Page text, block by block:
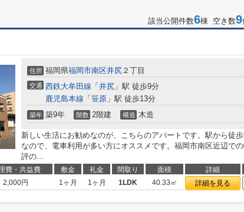
該当公開件数6棟 空き数9
住所 福岡県福岡市南区井尻 ２丁目
交通 西鉄大牟田線 「 井尻 」駅 徒歩9分
鹿児島本線 「 笹原 」駅 徒歩13分
築年 築9年 階数 2階建 構造 木造
新しい生活にお勧めなのが、こちらのアパートです。駅から徒
なので、電車利用が多い方にオススメです。福岡市南区近辺で
評の...
費・共益費 敷金 礼金 間取り 面積 詳細
2,000円 1ヶ月 1ヶ月 1LDK 40.33㎡ 詳細を見る